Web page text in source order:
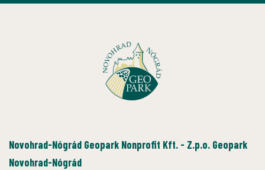
Novohrad-Nógrád Geopark Nonprofit Kft. - Z.p.o. Geopark
Novohrad-Nógrád